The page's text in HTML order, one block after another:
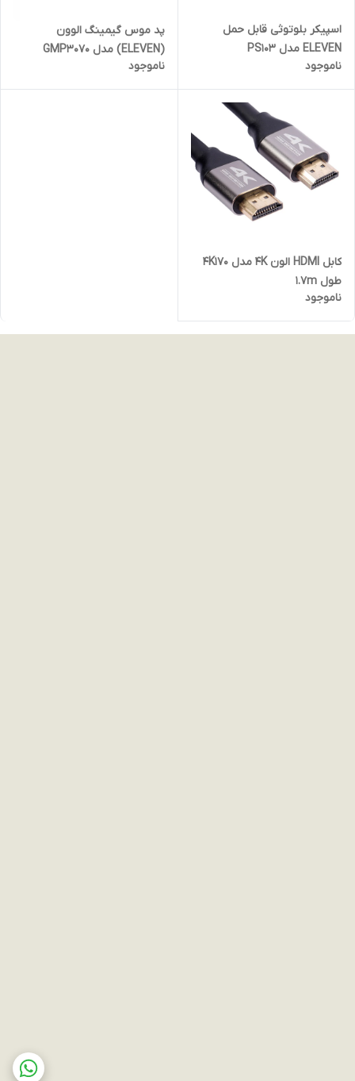
اسپیکر بلوتوثی قابل حمل
ELEVEN مدل PS103
ناموجود
پد موس گیمینگ الوون
(ELEVEN) مدل GMP3070
ناموجود
کابل HDMI الون 4K مدل 4K170
طول 1.7m
ناموجود